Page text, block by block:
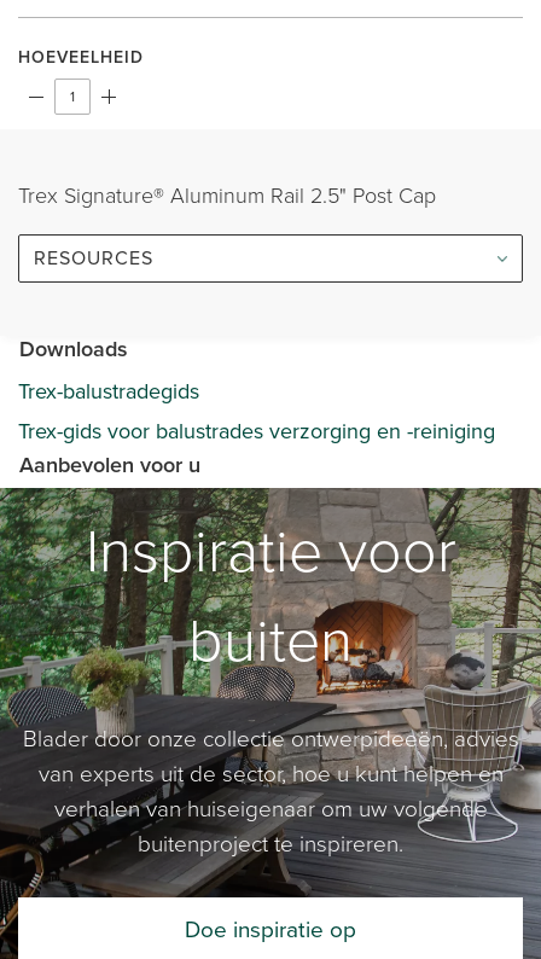
HOEVEELHEID
Trex Signature® Aluminum Rail 2.5" Post Cap
RESOURCES
Downloads
Trex-balustradegids
Trex-gids voor balustrades verzorging en -reiniging
Aanbevolen voor u
Inspiratie voor
buiten
Blader door onze collectie ontwerpideeën, advies
van experts uit de sector, hoe u kunt helpen en
verhalen van huiseigenaar om uw volgende
buitenproject te inspireren.
Doe inspiratie op